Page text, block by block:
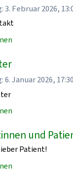
Februar 2026,
Januar 2026,
und
Patient!